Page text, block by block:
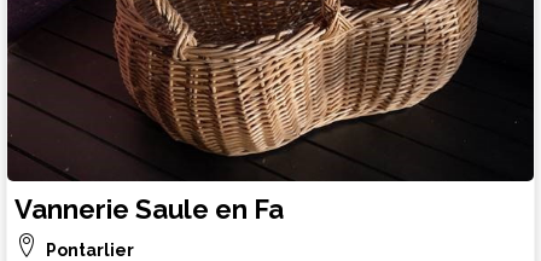
Vannerie Saule en Fa
Pontarlier